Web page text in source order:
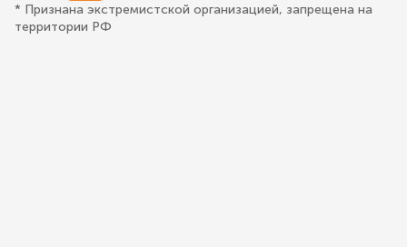
* Признана экстремистской организацией, запрещена на
территории РФ